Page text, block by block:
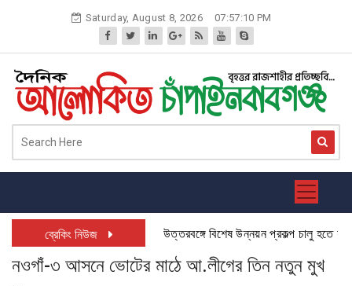
Saturday, August 8, 2026 07:57:10 PM
ব্রেকিং নিউজ উত্তরবঙ্গে বিশেষ উন্নয়ন প্রকল্প চালু হতে যাচ্ছে:
নওগাঁ-৩ আসনে ভোটের মাঠে আ.লীগের তিন নতুন মুখ